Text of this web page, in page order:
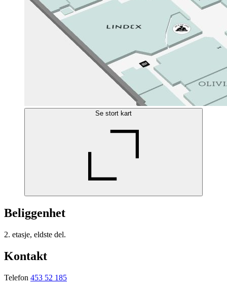
Se stort kart
Beliggenhet
2. etasje, eldste del.
Kontakt
Telefon 453 52 185